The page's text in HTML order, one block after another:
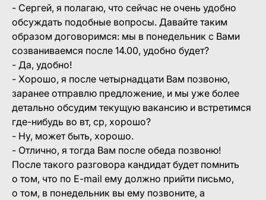
- Сергей, я полагаю, что сейчас не очень удобно
обсуждать подобные вопросы. Давайте таким
образом договоримся: мы в понедельник с Вами
созваниваемся после 14.00, удобно будет?
- Да, удобно!
- Хорошо, я после четырнадцати Вам позвоню,
заранее отправлю предложение, и мы уже более
детально обсудим текущую вакансию и встретимся
где-нибудь во вт, ср, хорошо?
- Ну, может быть, хорошо.
- Отлично, я тогда Вам после обеда позвоню!
После такого разговора кандидат будет помнить
о том, что по E-mail ему должно прийти письмо,
о том, в понедельник вы ему позвоните, а